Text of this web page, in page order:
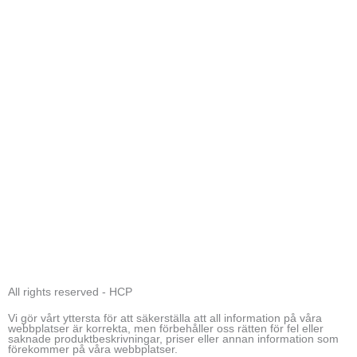
All rights reserved - HCP
Vi gör vårt yttersta för att säkerställa att all information på våra
webbplatser är korrekta, men förbehåller oss rätten för fel eller
saknade produktbeskrivningar, priser eller annan information som
förekommer på våra webbplatser.